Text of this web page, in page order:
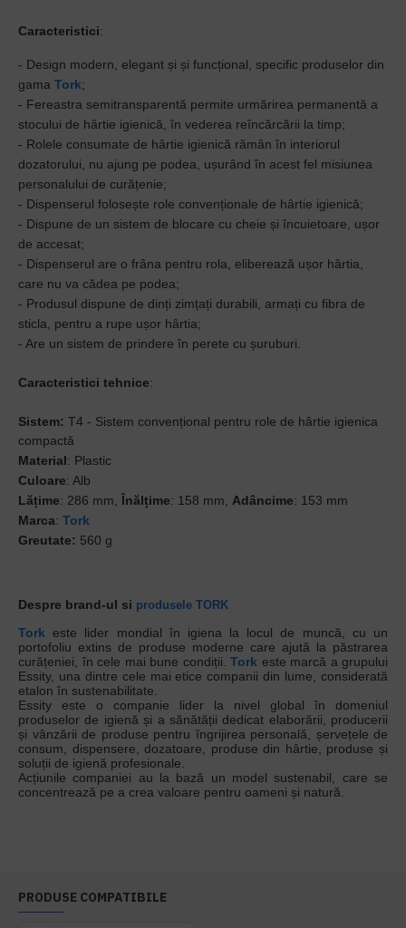
Caracteristici:
- Design modern, elegant și și funcțional, specific produselor din
gama Tork;
- Fereastra semitransparentă permite urmărirea permanentă a
stocului de hârtie igienică, în vederea reîncărcării la timp;
- Rolele consumate de hârtie igienică rămân în interiorul
dozatorului, nu ajung pe podea, ușurând în acest fel misiunea
personalului de curățenie;
- Dispenserul folosește role convenționale de hârtie igienică;
- Dispune de un sistem de blocare cu cheie și încuietoare, ușor
de accesat;
- Dispenserul are o frâna pentru rola, eliberează ușor hârtia,
care nu va cădea pe podea;
- Produsul dispune de dinți zimțați durabili, armați cu fibra de
sticla, pentru a rupe ușor hârtia;
- Are un sistem de prindere în perete cu șuruburi.
Caracteristici tehnice:
Sistem: T4 - Sistem convențional pentru role de hârtie igienica
compactă
Material: Plastic
Culoare: Alb
Lățime: 286 mm, Înălțime: 158 mm, Adâncime: 153 mm
Marca: Tork
Greutate: 560 g
Despre brand-ul si produsele TORK
Tork este lider mondial în igiena la locul de muncă, cu un
portofoliu extins de produse moderne care ajută la păstrarea
curățeniei, în cele mai bune condiții. Tork este marcă a grupului
Essity, una dintre cele mai etice companii din lume, considerată
etalon în sustenabilitate.
Essity este o companie lider la nivel global în domeniul
produselor de igienă și a sănătății dedicat elaborării, producerii
și vânzării de produse pentru îngrijirea personală, șervețele de
consum, dispensere, dozatoare, produse din hârtie, produse și
soluții de igienă profesionale.
Acțiunile companiei au la bază un model sustenabil, care se
concentrează pe a crea valoare pentru oameni și natură.
PRODUSE COMPATIBILE